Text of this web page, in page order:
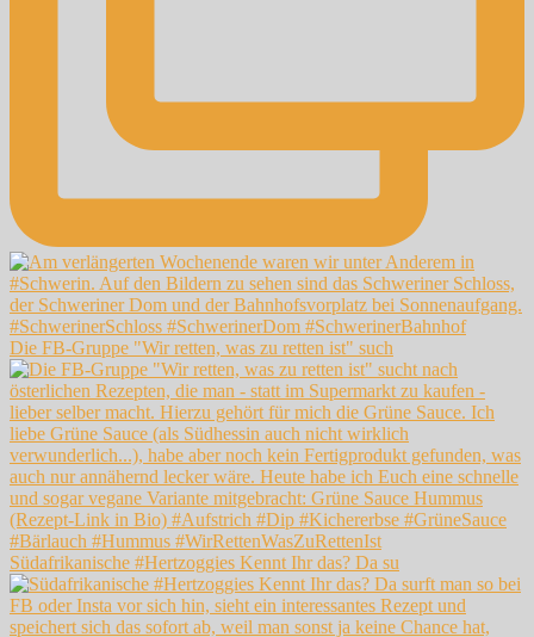
Die FB-Gruppe "Wir retten, was zu retten ist" such
Südafrikanische #Hertzoggies Kennt Ihr das? Da su